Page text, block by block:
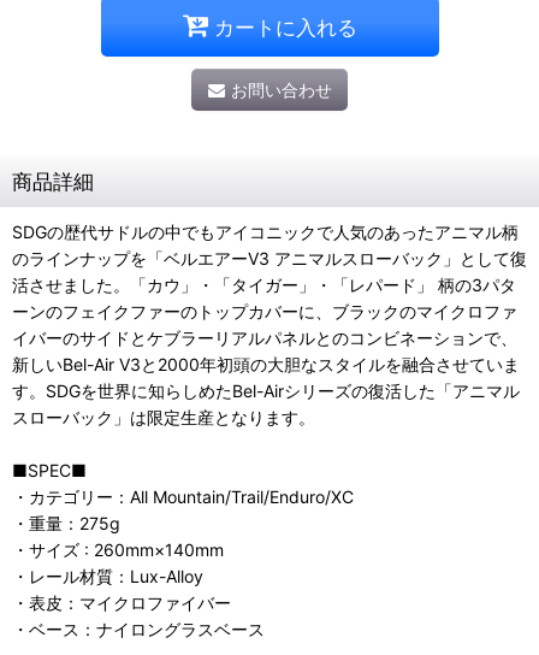
カートに入れる
お問い合わせ
商品詳細
SDGの歴代サドルの中でもアイコニックで人気のあったアニマル柄
のラインナップを「ベルエアーV3 アニマルスローバック」として復
活させました。「カウ」・「タイガー」・「レパード」 柄の3パタ
ーンのフェイクファーのトップカバーに、ブラックのマイクロファ
イバーのサイドとケブラーリアルパネルとのコンビネーションで、
新しいBel-Air V3と2000年初頭の大胆なスタイルを融合させていま
す。SDGを世界に知らしめたBel-Airシリーズの復活した「アニマル
スローバック」は限定生産となります。
■SPEC■
・カテゴリー：All Mountain/Trail/Enduro/XC
・重量：275g
・サイズ : 260mm×140mm
・レール材質：Lux-Alloy
・表皮：マイクロファイバー
・ベース：ナイロングラスベース